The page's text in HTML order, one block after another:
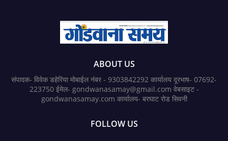
ABOUT US
संपादक- विवेक डहेरिया मोबाईल नंबर - 9303842292 कार्यालय दूरभाष- 07692-
223750 ईमेल- gondwanasamay@gmail.com वेबसाइट -
gondwanasamay.com कार्यालय- बरघाट रोड सिवनी
FOLLOW US